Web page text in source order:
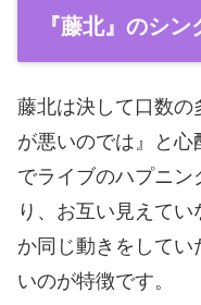
『藤北』のシン
藤北は決して口数の
が悪いのでは』と
でライブのハプニン
り、お互い見えて
か同じ動きをしてい
いのが特徴です。